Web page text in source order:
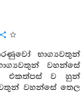
භාග්‍යවතුන්
වහන්සේ
එකත්පස් ව හුන්
වහන්සේ තෙල